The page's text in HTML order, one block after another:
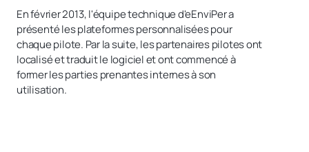
En février 2013, l'équipe technique d'eEnviPer a
présenté les plateformes personnalisées pour
chaque pilote. Par la suite, les partenaires pilotes ont
localisé et traduit le logiciel et ont commencé à
former les parties prenantes internes à son
utilisation.